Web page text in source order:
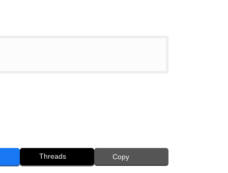
Threads Copy